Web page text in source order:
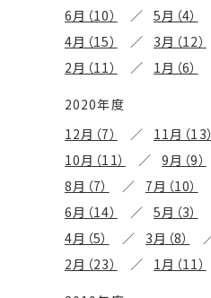
6月（10）
5月（4）
4月（15）
3月（12）
2月（11）
1月（6）
2020年度
12月（7）
11月（13）
10月（11）
9月（9）
8月（7）
7月（10）
6月（14）
5月（3）
4月（5）
3月（8）
2月（23）
1月（11）